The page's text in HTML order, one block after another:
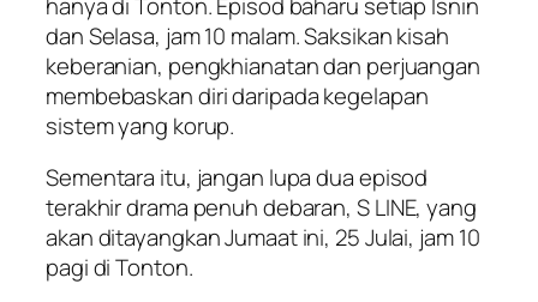
dan Selasa, jam 10 malam. Saksikan kisah
keberanian, pengkhianatan dan perjuangan
membebaskan diri daripada kegelapan
sistem yang korup.
Sementara itu, jangan lupa dua episod
terakhir drama penuh debaran, S LINE, yang
akan ditayangkan Jumaat ini, 25 Julai, jam 10
pagi di Tonton.